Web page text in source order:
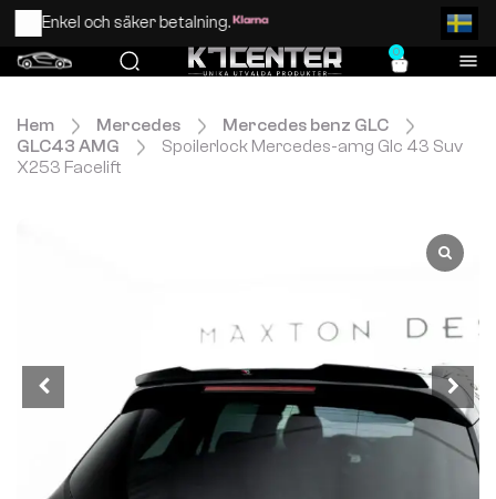
Enkel och säker betalning.
0
Hem Mercedes
Mercedes benz GLC
GLC43 AMG
Spoilerlock Mercedes-amg Glc 43 Suv
X253 Facelift